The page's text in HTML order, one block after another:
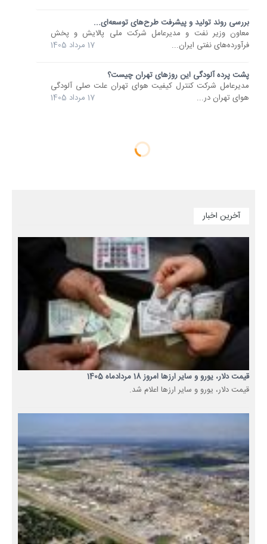
بررسی روند تولید و پیشرفت طرح‌های توسعه‌ای...
معاون وزیر نفت و مدیرعامل شرکت ملی پالایش و پخش
فرآورده‌های نفتی ایران...
17 مرداد 1405
پشت پرده آلودگی این روزهای تهران چیست؟
مدیرعامل شرکت کنترل کیفیت هوای تهران علت صلی آلودگی
هوای تهران در...
17 مرداد 1405
آخرین اخبار
قیمت دلار، یورو و سایر ارزها امروز 18 مردادماه 1405
قیمت دلار، یورو و سایر ارزها اعلام شد.